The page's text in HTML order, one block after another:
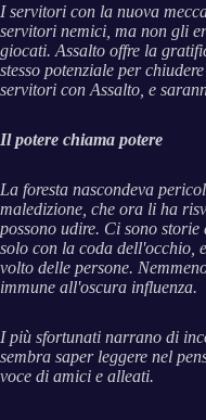
I servitori con la nuova
servitori nemici, ma non gli
giocati. Assalto offre la
stesso potenziale per
servitori con Assalto, e
Il potere chiama potere
La foresta nascondeva
maledizione, che ora li ha
possono udire. Ci sono
solo con la coda dell'occhio,
volto delle persone.
immune all'oscura influenza.
I più sfortunati narrano di
sembra saper leggere nel
voce di amici e alleati.